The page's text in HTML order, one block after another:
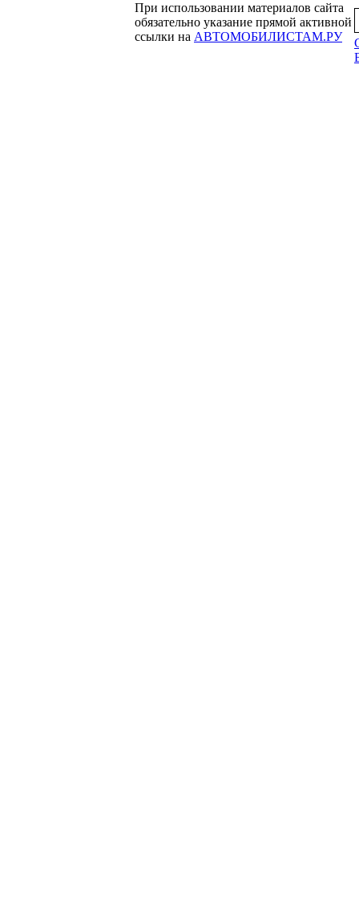
При использовании материалов сайта
обязательно указание прямой активной
ссылки на АВТОМОБИЛИСТАМ.РУ